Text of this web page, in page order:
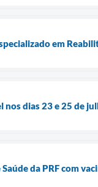
em
nos dias 23 e 25 de
da PRF com